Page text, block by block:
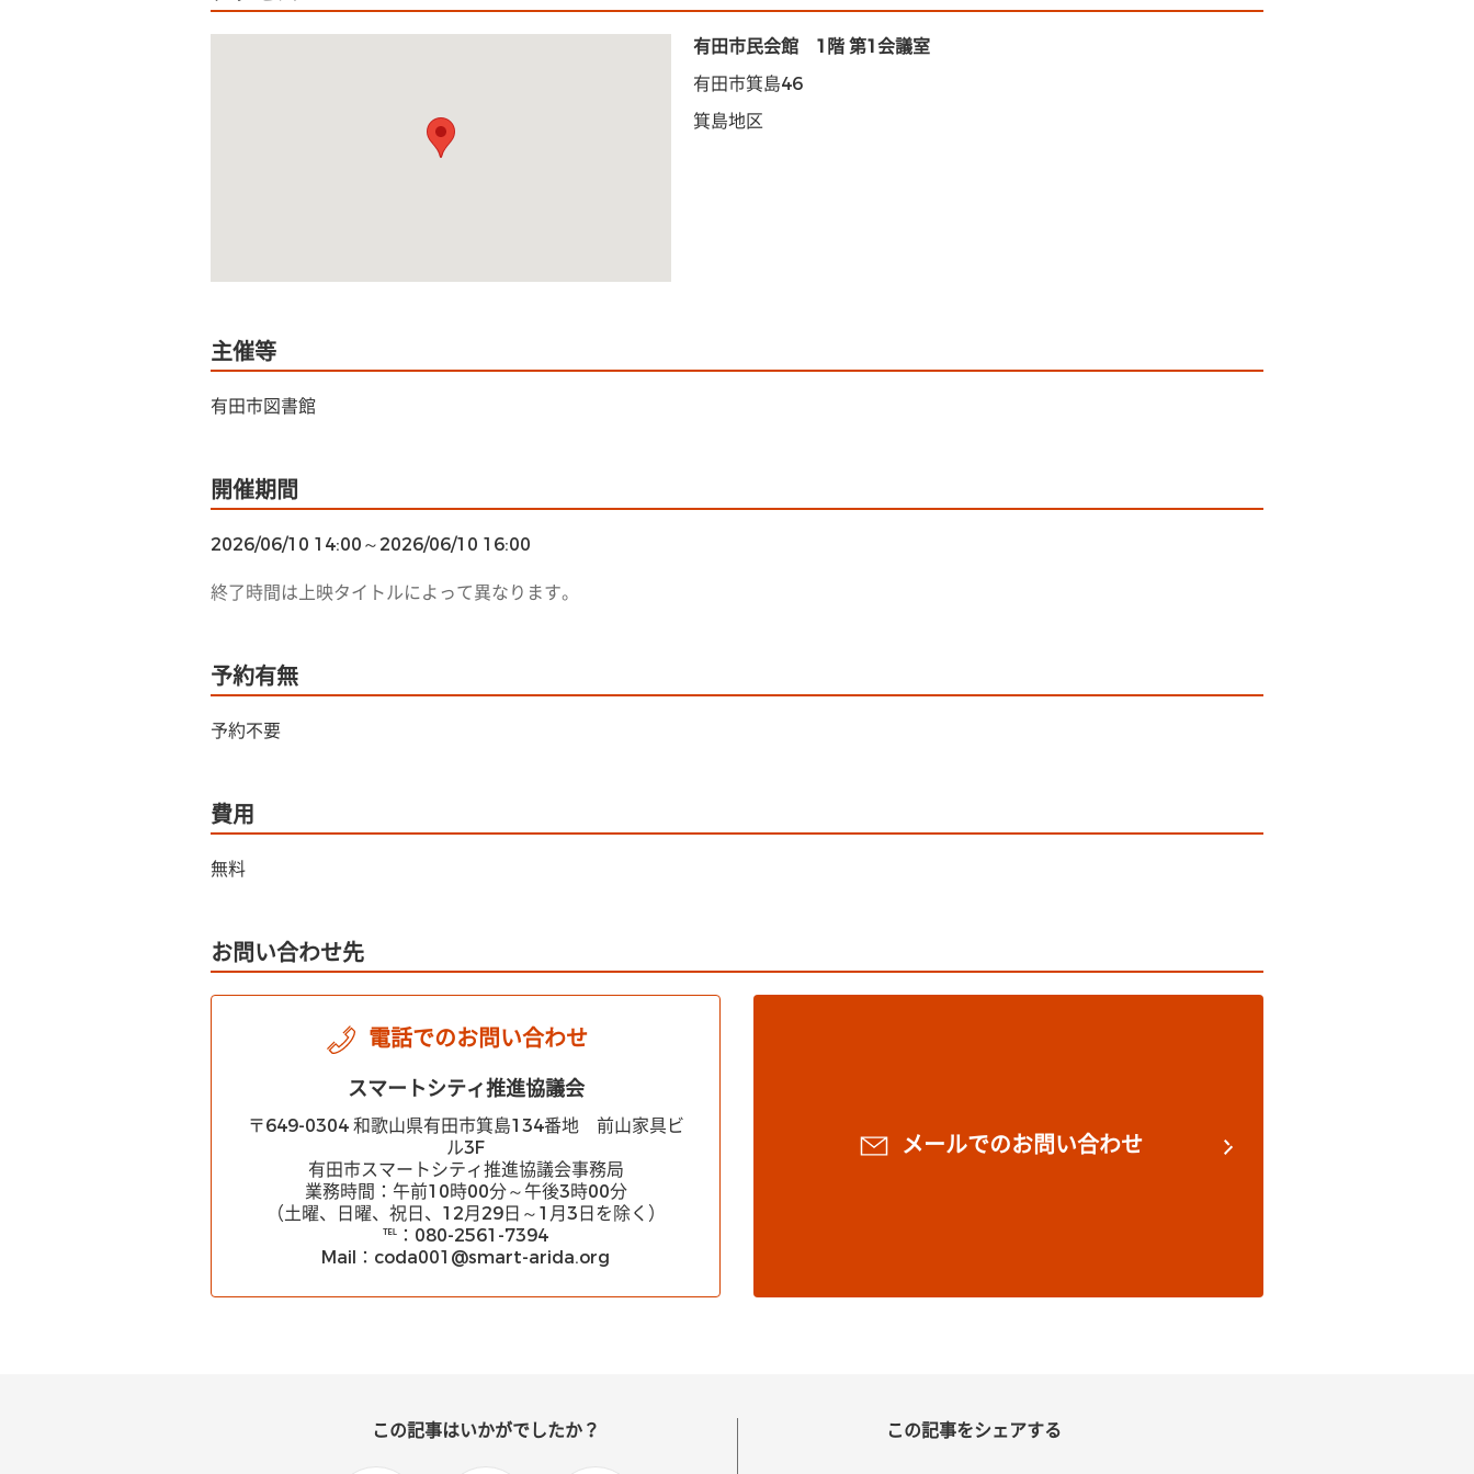
有田市民会館 1階 第1会議室
有田市箕島46
箕島地区
主催等
有田市図書館
開催期間
2026/06/10 14:00～2026/06/10 16:00
終了時間は上映タイトルによって異なります。
予約有無
予約不要
費用
無料
お問い合わせ先
電話でのお問い合わせ
スマートシティ推進協議会
〒649-0304 和歌山県有田市箕島134番地 前山家具ビ
ル3F
有田市スマートシティ推進協議会事務局
業務時間：午前10時00分～午後3時00分
（土曜、日曜、祝日、12月29日～1月3日を除く）
℡：080-2561-7394
Mail：coda001@smart-arida.org
メールでのお問い合わせ
この記事はいかがでしたか？ この記事をシェアする